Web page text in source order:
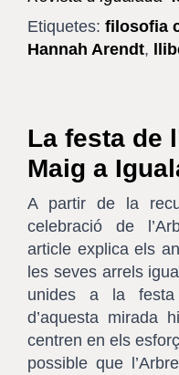
Etiquetes: filosofia
Hannah Arendt,
La festa de
Maig a
A partir de la
celebració de
article explica els
les seves arrels
unides a la festa
d’aquesta mirada
centren en els
possible que